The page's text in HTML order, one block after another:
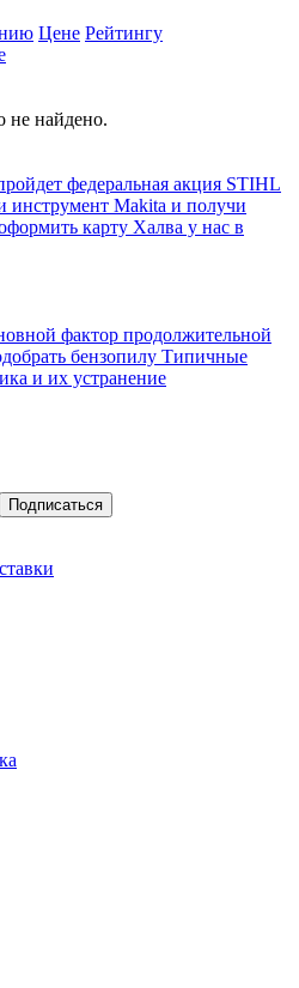
Цене Рейтингу
не найдено.
федеральная акция STIHL
инструмент Makita и получи
карту Халва у нас в
фактор продолжительной
бензопилу Типичные
и их устранение
Подписаться